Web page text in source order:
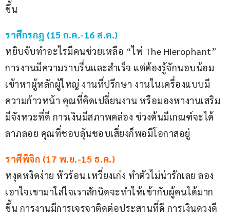
ขึ้น
ราศีกรกฎ (15 ก.ค.-16 ส.ค.)
หยิบจับทำอะไรมีคนช่วยเหลือ “ไพ่ The Hierophant”
การงานมีความราบรื่นและสำเร็จ แต่ต้องรู้จักนอบน้อม
เข้าหาผู้หลักผู้ใหญ่ งานที่ปรึกษา งานในเครื่องแบบมี
ความก้าวหน้า คุณที่คิดเปลี่ยนงาน หรือมองหางานเสริม
มีจังหวะที่ดี การเงินมีสภาพคล่อง ช่วงต้นมีเกณฑ์จะได้
ลาภลอย คุณที่ชอบลุ้นชอบเสี่ยงก็พอมีโอกาสอยู่
ราศีพิจิก (17 พ.ย.-15 ธ.ค.)
หงุดหงิดง่าย หัวร้อน เหวี่ยงเก่ง ทำตัวไม่น่ารักเลย ลอง
เอาใจเขามาใส่ใจเราสักนิดจะทำให้เข้ากับผู้คนได้มาก
ขึ้น การงานมีการเจรจาติดต่อประสานที่ดี การเงินดวงดี